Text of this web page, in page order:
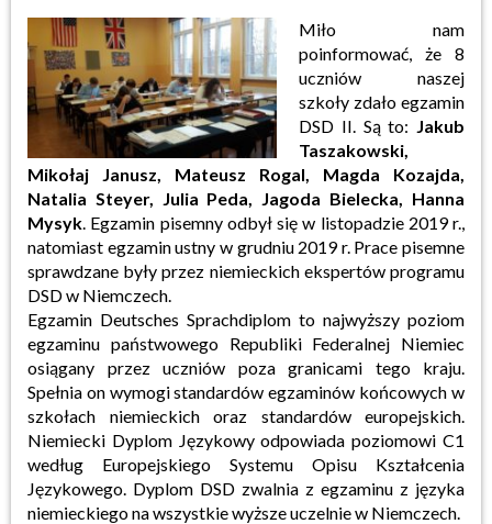
Miło nam
poinformować, że 8
uczniów naszej
szkoły zdało egzamin
DSD II. Są to: Jakub
Taszakowski,
Mikołaj Janusz, Mateusz Rogal, Magda Kozajda,
Natalia Steyer, Julia Peda, Jagoda Bielecka, Hanna
Mysyk. Egzamin pisemny odbył się w listopadzie 2019 r.,
natomiast egzamin ustny w grudniu 2019 r. Prace pisemne
sprawdzane były przez niemieckich ekspertów programu
DSD w Niemczech.
Egzamin Deutsches Sprachdiplom to najwyższy poziom
egzaminu państwowego Republiki Federalnej Niemiec
osiągany przez uczniów poza granicami tego kraju.
Spełnia on wymogi standardów egzaminów końcowych w
szkołach niemieckich oraz standardów europejskich.
Niemiecki Dyplom Językowy odpowiada poziomowi C1
według Europejskiego Systemu Opisu Kształcenia
Językowego. Dyplom DSD zwalnia z egzaminu z języka
niemieckiego na wszystkie wyższe uczelnie w Niemczech.